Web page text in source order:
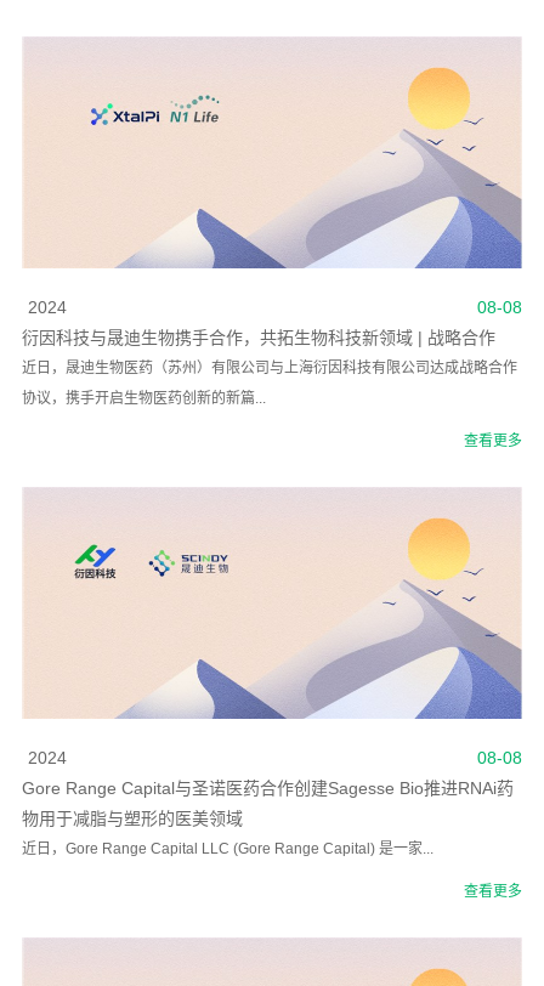
08-08
2024
衍因科技与晟迪生物携手合作，共拓生物科技新领域 | 战略合作
近日，晟迪生物医药（苏州）有限公司与上海衍因科技有限公司达成战略合作
协议，携手开启生物医药创新的新篇...
查看更多
08-08
2024
Gore Range Capital与圣诺医药合作创建Sagesse Bio推进RNAi药
物用于减脂与塑形的医美领域
近日，Gore Range Capital LLC (Gore Range Capital) 是一家...
查看更多